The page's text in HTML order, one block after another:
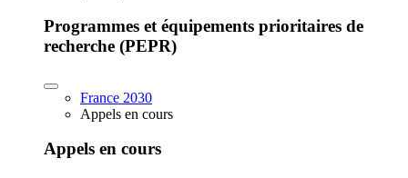
Programmes et équipements prioritaires de
recherche (PEPR)
France 2030
Appels en cours
Appels en cours